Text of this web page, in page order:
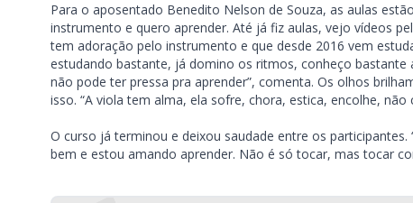
Para o aposentado Benedito Nelson de Souza, as aulas
instrumento e quero aprender. Até já fiz aulas, vejo vídeos
tem adoração pelo instrumento e que desde 2016 vem
estudando bastante, já domino os ritmos, conheço
não pode ter pressa pra aprender”, comenta. Os olhos
isso. “A viola tem alma, ela sofre, chora, estica, encolhe,
O curso já terminou e deixou saudade entre os
bem e estou amando aprender. Não é só tocar, mas tocar